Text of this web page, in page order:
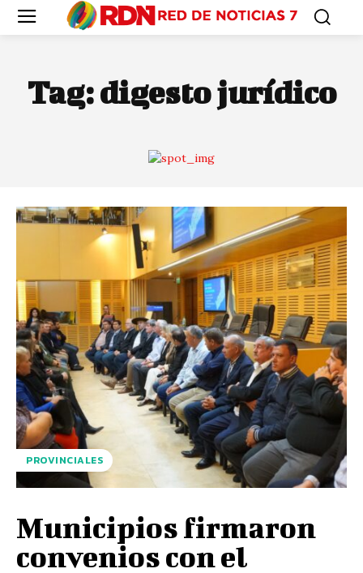
Tag:digesto jurídico
PROVINCIALES
Municipios firmaron
convenios con el